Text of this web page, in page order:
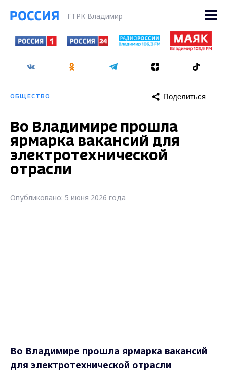
ГТРК Владимир
ОБЩЕСТВО Поделиться
Во Владимире прошла
ярмарка вакансий для
электротехнической
отрасли
Опубликовано: 5 июня 2026 года
Во Владимире прошла ярмарка вакансий
для электротехнической отрасли